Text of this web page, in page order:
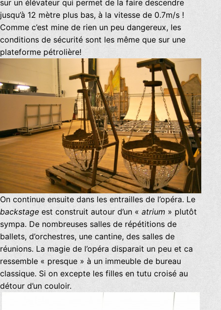
sur un élévateur qui permet de la faire descendre
jusqu’à 12 mètre plus bas, à la vitesse de 0.7m/s !
Comme c’est mine de rien un peu dangereux, les
conditions de sécurité sont les même que sur une
plateforme pétrolière!
On continue ensuite dans les entrailles de l’opéra. Le
backstage est construit autour d’un « atrium » plutôt
sympa. De nombreuses salles de répétitions de
ballets, d’orchestres, une cantine, des salles de
réunions. La magie de l’opéra disparait un peu et ca
ressemble « presque » à un immeuble de bureau
classique. Si on excepte les filles en tutu croisé au
détour d’un couloir.